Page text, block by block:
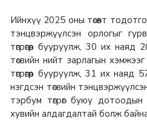
Ийнхүү 2025 оны төсөвт
тэнцвэржүүлсэн орлогыг
төгрөгөөр бууруулж, 30 их наяд
төсвийн нийт зарлагын
төгрөгөөр бууруулж, 31 их наяд
нэгдсэн төсвийн
тэрбум төгрөг буюу
хувийн алдагдалтай болж